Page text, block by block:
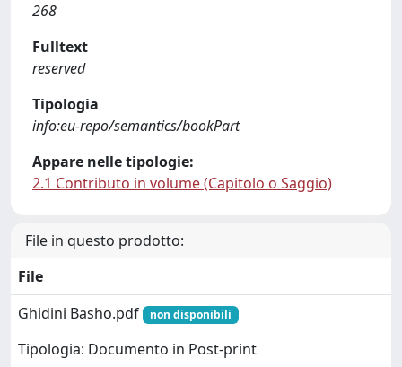
268
Fulltext
reserved
Tipologia
info:eu-repo/semantics/bookPart
Appare nelle tipologie:
2.1 Contributo in volume (Capitolo o Saggio)
File in questo prodotto:
File
Ghidini Basho.pdf
non disponibili
Tipologia: Documento in Post-print